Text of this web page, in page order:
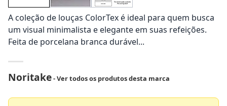
A coleção de louças ColorTex é ideal para quem busca
um visual minimalista e elegante em suas refeições.
Feita de porcelana branca durável...
Noritake- Ver todos os produtos desta marca